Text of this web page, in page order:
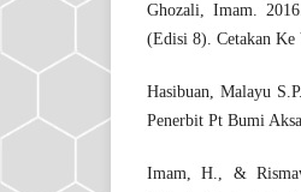
Ghozali, Imam.
(Edisi 8). Cetakan Ke
Hasibuan, Malayu
Penerbit Pt Bumi
Imam, H., &